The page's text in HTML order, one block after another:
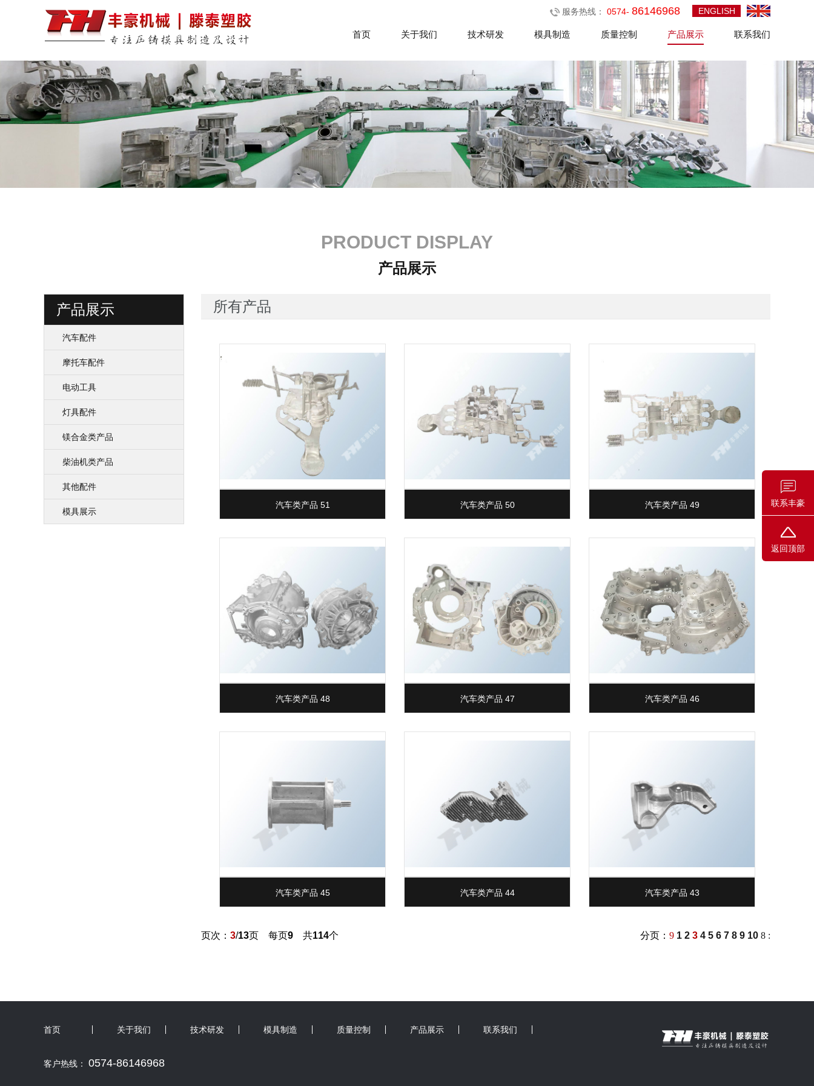
ENGLISH
服务热线： 0574- 86146968
首页 关于我们 技术研发 模具制造 质量控制 产品展示 联系我们
PRODUCT DISPLAY
产品展示
产品展示
汽车配件
摩托车配件
电动工具
灯具配件
镁合金类产品
柴油机类产品
其他配件
模具展示
所有产品
汽车类产品 51 汽车类产品 50 汽车类产品 49
汽车类产品 48 汽车类产品 47 汽车类产品 46
汽车类产品 45 汽车类产品 44 汽车类产品 43
页次： 3/13页 每页9 共114个 分页： 9 1 2 3 4 5 6 7 8 9 10 8 :
首页 关于我们 技术研发 模具制造 质量控制 产品展示 联系我们
客户热线： 0574-86146968
联系丰豪
返回顶部